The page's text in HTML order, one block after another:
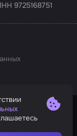
9725168751